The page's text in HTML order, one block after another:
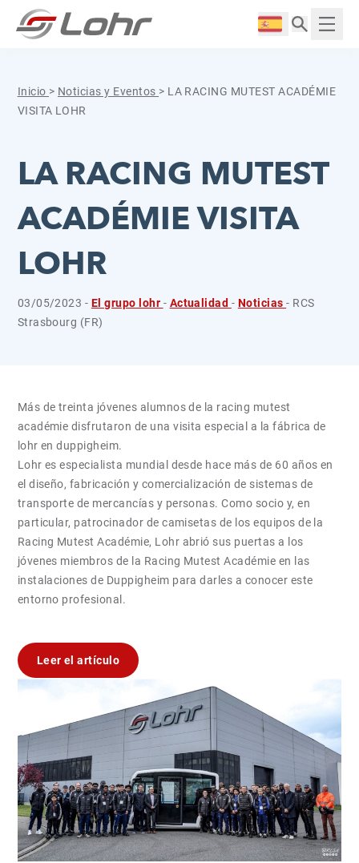
Saltar al contenido
Langue :
Inicio > Noticias y Eventos > LA RACING MUTEST ACADÉMIE
VISITA LOHR
LA RACING MUTEST
ACADÉMIE VISITA
LOHR
03/05/2023 - El grupo lohr - Actualidad - Noticias- RCS
Strasbourg (FR)
Más de treinta jóvenes alumnos de la racing mutest
académie disfrutaron de una visita especial a la fábrica de
lohr en duppigheim.
Lohr es especialista mundial desde hace más de 60 años en
el diseño, fabricación y comercialización de sistemas de
transporte de mercancías y personas. Como socio y, en
particular, patrocinador de camisetas de los equipos de la
Racing Mutest Académie, Lohr abrió sus puertas a los
jóvenes miembros de la Racing Mutest Académie en las
instalaciones de Duppigheim para darles a conocer este
entorno profesional.
Leer el artículo
Panel de gestión de cookies